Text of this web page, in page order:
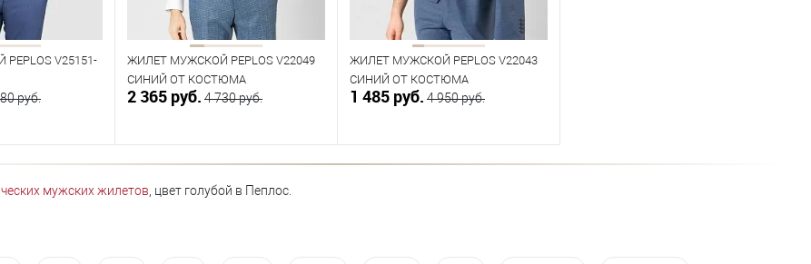
V25151-
руб.
ЖИЛЕТ МУЖСКОЙ PEPLOS V22049
СИНИЙ ОТ КОСТЮМА
2 365 руб. 4 730 руб.
ЖИЛЕТ МУЖСКОЙ PEPLOS V22043
СИНИЙ ОТ КОСТЮМА
1 485 руб. 4 950 руб.
мужских жилетов, цвет голубой в Пеплос.